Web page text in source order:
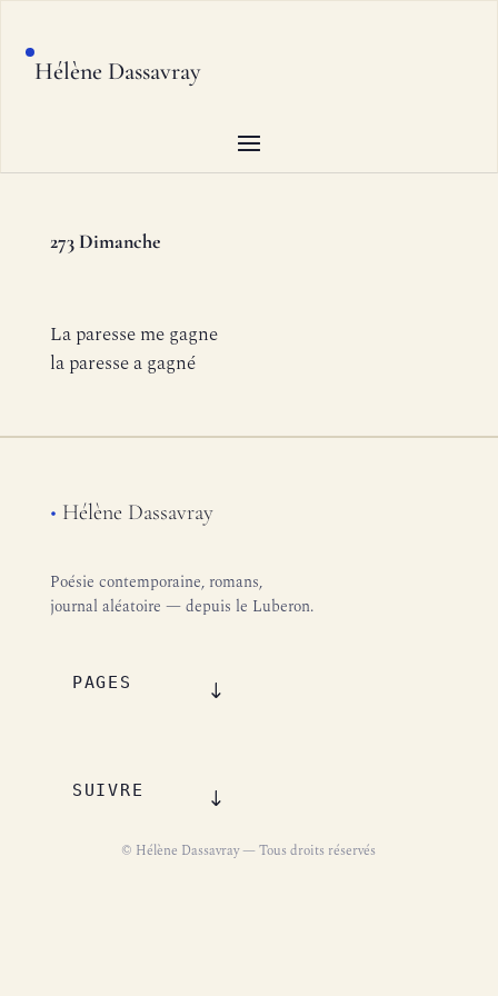
Hélène Dassavray
273 Dimanche
La paresse me gagne
la paresse a gagné
• Hélène Dassavray
Poésie contemporaine, romans,
journal aléatoire — depuis le Luberon.
PAGES
SUIVRE
© Hélène Dassavray — Tous droits réservés